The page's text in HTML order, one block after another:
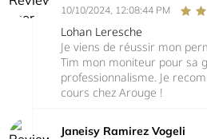
10/10/2024, 12:08:44 PM
Lohan Leresche
Je viens de réussir mon
Tim mon moniteur pour sa
professionnalisme. Je
cours chez Arouge !
Janeisy Ramirez Vogeli